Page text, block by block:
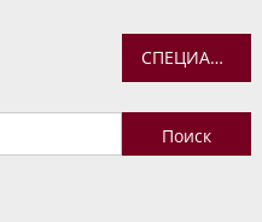
СПЕЦИАЛИСТЫ ПРОРАБАТЫВАЮТ МЕХАНИЗМЫ СОХРАНЕНИЯ ОДНОГО ИЗ ЗДАНИЙ ПОДВОРЬЯ ТОЛГСКОГО МОНАСТЫРЯ
Найти: